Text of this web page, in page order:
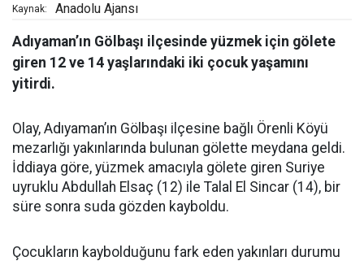
Kaynak: Anadolu Ajansı
Adıyaman’ın Gölbaşı ilçesinde yüzmek için gölete
giren 12 ve 14 yaşlarındaki iki çocuk yaşamını
yitirdi.
Olay, Adıyaman’ın Gölbaşı ilçesine bağlı Örenli Köyü
mezarlığı yakınlarında bulunan gölette meydana geldi.
İddiaya göre, yüzmek amacıyla gölete giren Suriye
uyruklu Abdullah Elsaç (12) ile Talal El Sincar (14), bir
süre sonra suda gözden kayboldu.
Çocukların kaybolduğunu fark eden yakınları durumu